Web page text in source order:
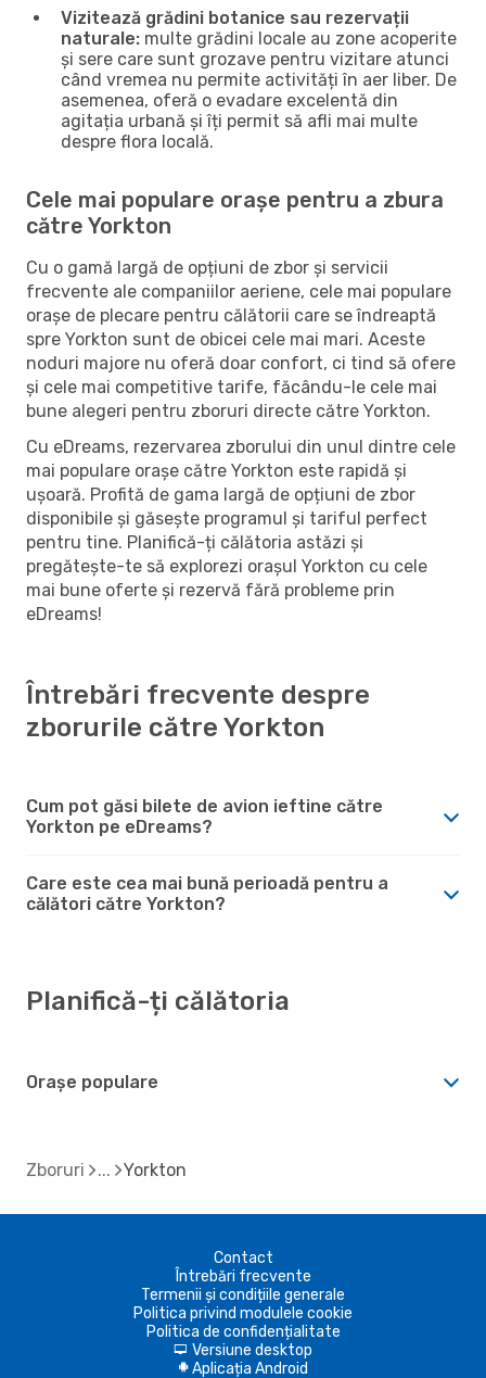
Vizitează grădini botanice sau rezervații
naturale: multe grădini locale au zone acoperite
și sere care sunt grozave pentru vizitare atunci
când vremea nu permite activități în aer liber. De
asemenea, oferă o evadare excelentă din
agitația urbană și îți permit să afli mai multe
despre flora locală.
Cele mai populare orașe pentru a zbura
către Yorkton
Cu o gamă largă de opțiuni de zbor și servicii
frecvente ale companiilor aeriene, cele mai populare
orașe de plecare pentru călătorii care se îndreaptă
spre Yorkton sunt de obicei cele mai mari. Aceste
noduri majore nu oferă doar confort, ci tind să ofere
și cele mai competitive tarife, făcându-le cele mai
bune alegeri pentru zboruri directe către Yorkton.
Cu eDreams, rezervarea zborului din unul dintre cele
mai populare orașe către Yorkton este rapidă și
ușoară. Profită de gama largă de opțiuni de zbor
disponibile și găsește programul și tariful perfect
pentru tine. Planifică-ți călătoria astăzi și
pregătește-te să explorezi orașul Yorkton cu cele
mai bune oferte și rezervă fără probleme prin
eDreams!
Întrebări frecvente despre
zborurile către Yorkton
Cum pot găsi bilete de avion ieftine către
Yorkton pe eDreams?
Care este cea mai bună perioadă pentru a
călători către Yorkton?
Planifică-ți călătoria
Orașe populare
Zboruri Yorkton
Contact
Întrebări frecvente
Termenii și condițiile generale
Politica privind modulele cookie
Politica de confidențialitate
d Versiune desktop
A Aplicația Android